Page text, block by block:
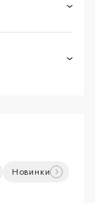
Новинки